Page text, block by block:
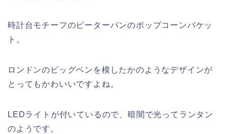
時計台モチーフのピーターパンのポップコーンバケッ
ト。
ロンドンのビッグベンを模したかのようなデザインが
とってもかわいいですよね。
LEDライトが付いているので、暗闇で光ってランタン
のようです。